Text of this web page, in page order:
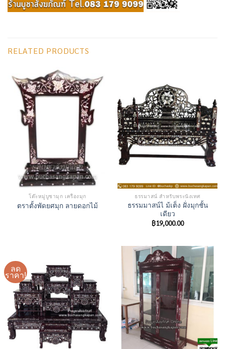
RELATED PRODUCTS
โต๊ะหมู่บูชามุก เครื่องมุก
ตราตั้งพัดยศมุก ลายดอกไม้
ธรรมาสน์ สำหรับพระนั่งเทศ
ธรรมมาสน์ไ ม้เต็ง ฝั่งมุกชั้น
เดียว
฿19,000.00
ลด
ราคา!